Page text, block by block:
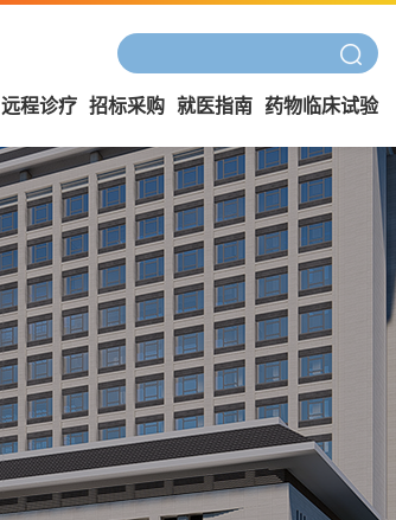
远程诊疗 招标采购 就医指南 药物临床试验